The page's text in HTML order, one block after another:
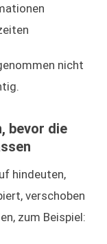
nicht
bevor die
hindeuten,
verschoben
zum Beispiel: